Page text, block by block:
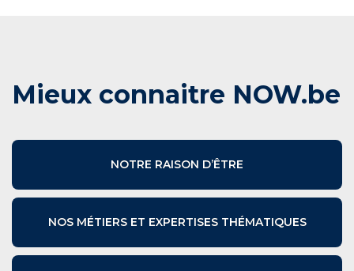
Mieux connaitre NOW.be
NOTRE RAISON D’ÊTRE
NOS MÉTIERS ET EXPERTISES THÉMATIQUES